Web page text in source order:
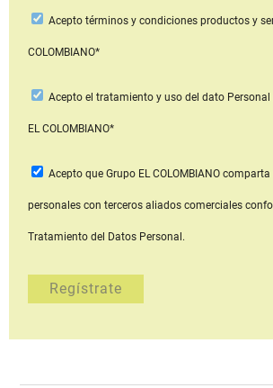
Aceptotérminos y condiciones productos y
COLOMBIANO*
Acepto el tratamiento y uso del dato Personal
EL COLOMBIANO*
Acepto que Grupo EL COLOMBIANOcomparta
personales con terceros aliados comerciales
Tratamiento del Datos Personal.